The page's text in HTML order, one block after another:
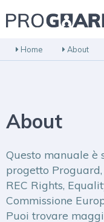
Home About
About
Questo manuale è
progetto
REC Rights,
Commissione
Puoi trovare